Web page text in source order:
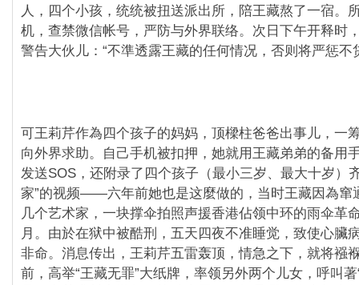
人，四个小孩，统统被扭送派出所，陪王藏熬了一宿。
机，查禁微信帐号，严防与外界联络。次日下午开释时
警告大伙儿：“不準透露王藏的任何情况，否则将严惩不
可王莉芹作為四个孩子的妈妈，顶樑柱爸爸出事儿，一
向外界求助。自己手机被扣押，她就用王藏弟弟的备用
发送SOS，还附录了四个孩子（最小三岁、最大十岁）
家”的视频——六年前她也是这麼做的，当时王藏因為窜
几个艺术家，一块撑伞拍照声援香港佔领中环的雨伞革
月。由於在狱中被酷刑，五天四夜不准睡觉，致使心臟
非命。消息传出，王莉芹五雷轰顶，情急之下，就将襁
前，高举“王藏无罪”大纸牌，率领另外两个儿女，呼叫著